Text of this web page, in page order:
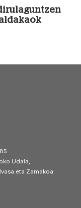
Udala,
eta Zamakoa